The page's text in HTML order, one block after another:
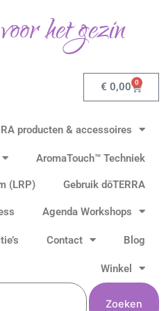
het gezin
€ 0,00 0
producten & accessoires
AromaTouch™ Techniek
(LRP) Gebruik dōTERRA
Agenda Workshops
Contact Blog
Winkel
Zoeken